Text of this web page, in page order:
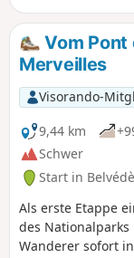
sicherlich eine
bitte dieVom Pont
Merveilles
Visorando-
9,44 km
Schwer
Start in
Als erste Etappe
des
Wanderer sofort